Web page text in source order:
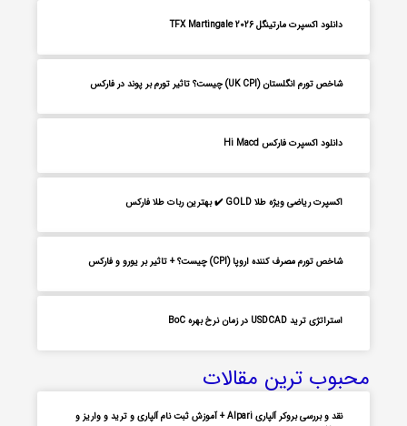
دانلود اکسپرت مارتینگل TFX Martingale 2026
شاخص تورم انگلستان (UK CPI) چیست؟ تاثیر تورم بر پوند در فارکس
دانلود اکسپرت فارکس Hi Macd
اکسپرت ریاضی ویژه طلا GOLD ✔️ بهترین ربات طلا فارکس
شاخص تورم مصرف کننده اروپا (CPI) چیست؟ + تاثیر بر یورو و فارکس
استراتژی ترید USDCAD در زمان نرخ بهره BoC
محبوب ترین مقالات
نقد و بررسی بروکر آلپاری Alpari + آموزش ثبت نام آلپاری و ترید و واریز و